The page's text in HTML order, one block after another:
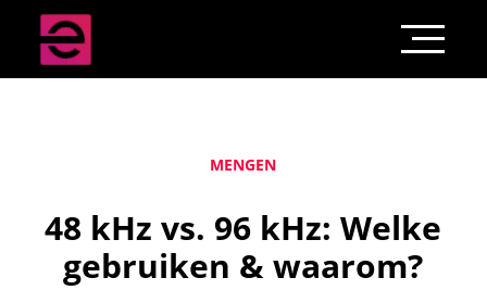
MENGEN
48 kHz vs. 96 kHz: Welke
gebruiken & waarom?